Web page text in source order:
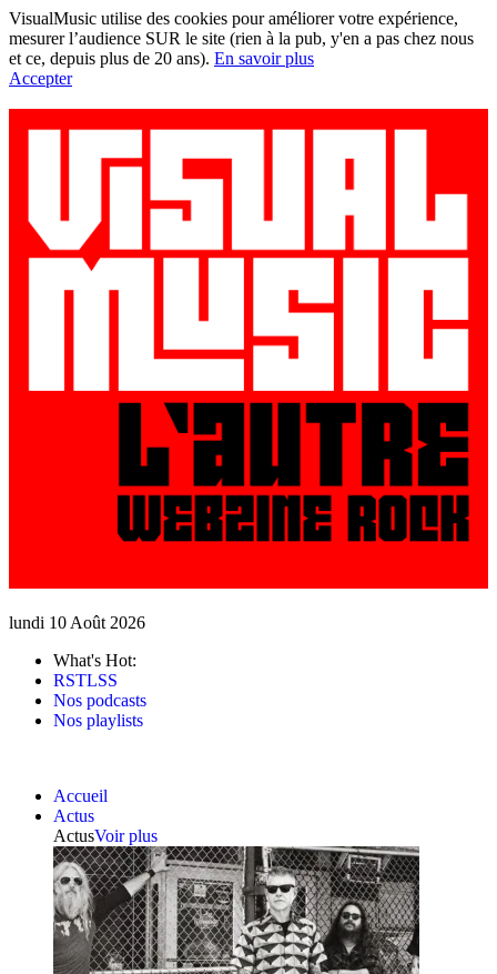
VisualMusic utilise des cookies pour améliorer votre expérience,
mesurer l’audience SUR le site (rien à la pub, y'en a pas chez nous
et ce, depuis plus de 20 ans). En savoir plus
Accepter
lundi 10 Août 2026
What's Hot:
RSTLSS
Nos podcasts
Nos playlists
Accueil
Actus
ActusVoir plus